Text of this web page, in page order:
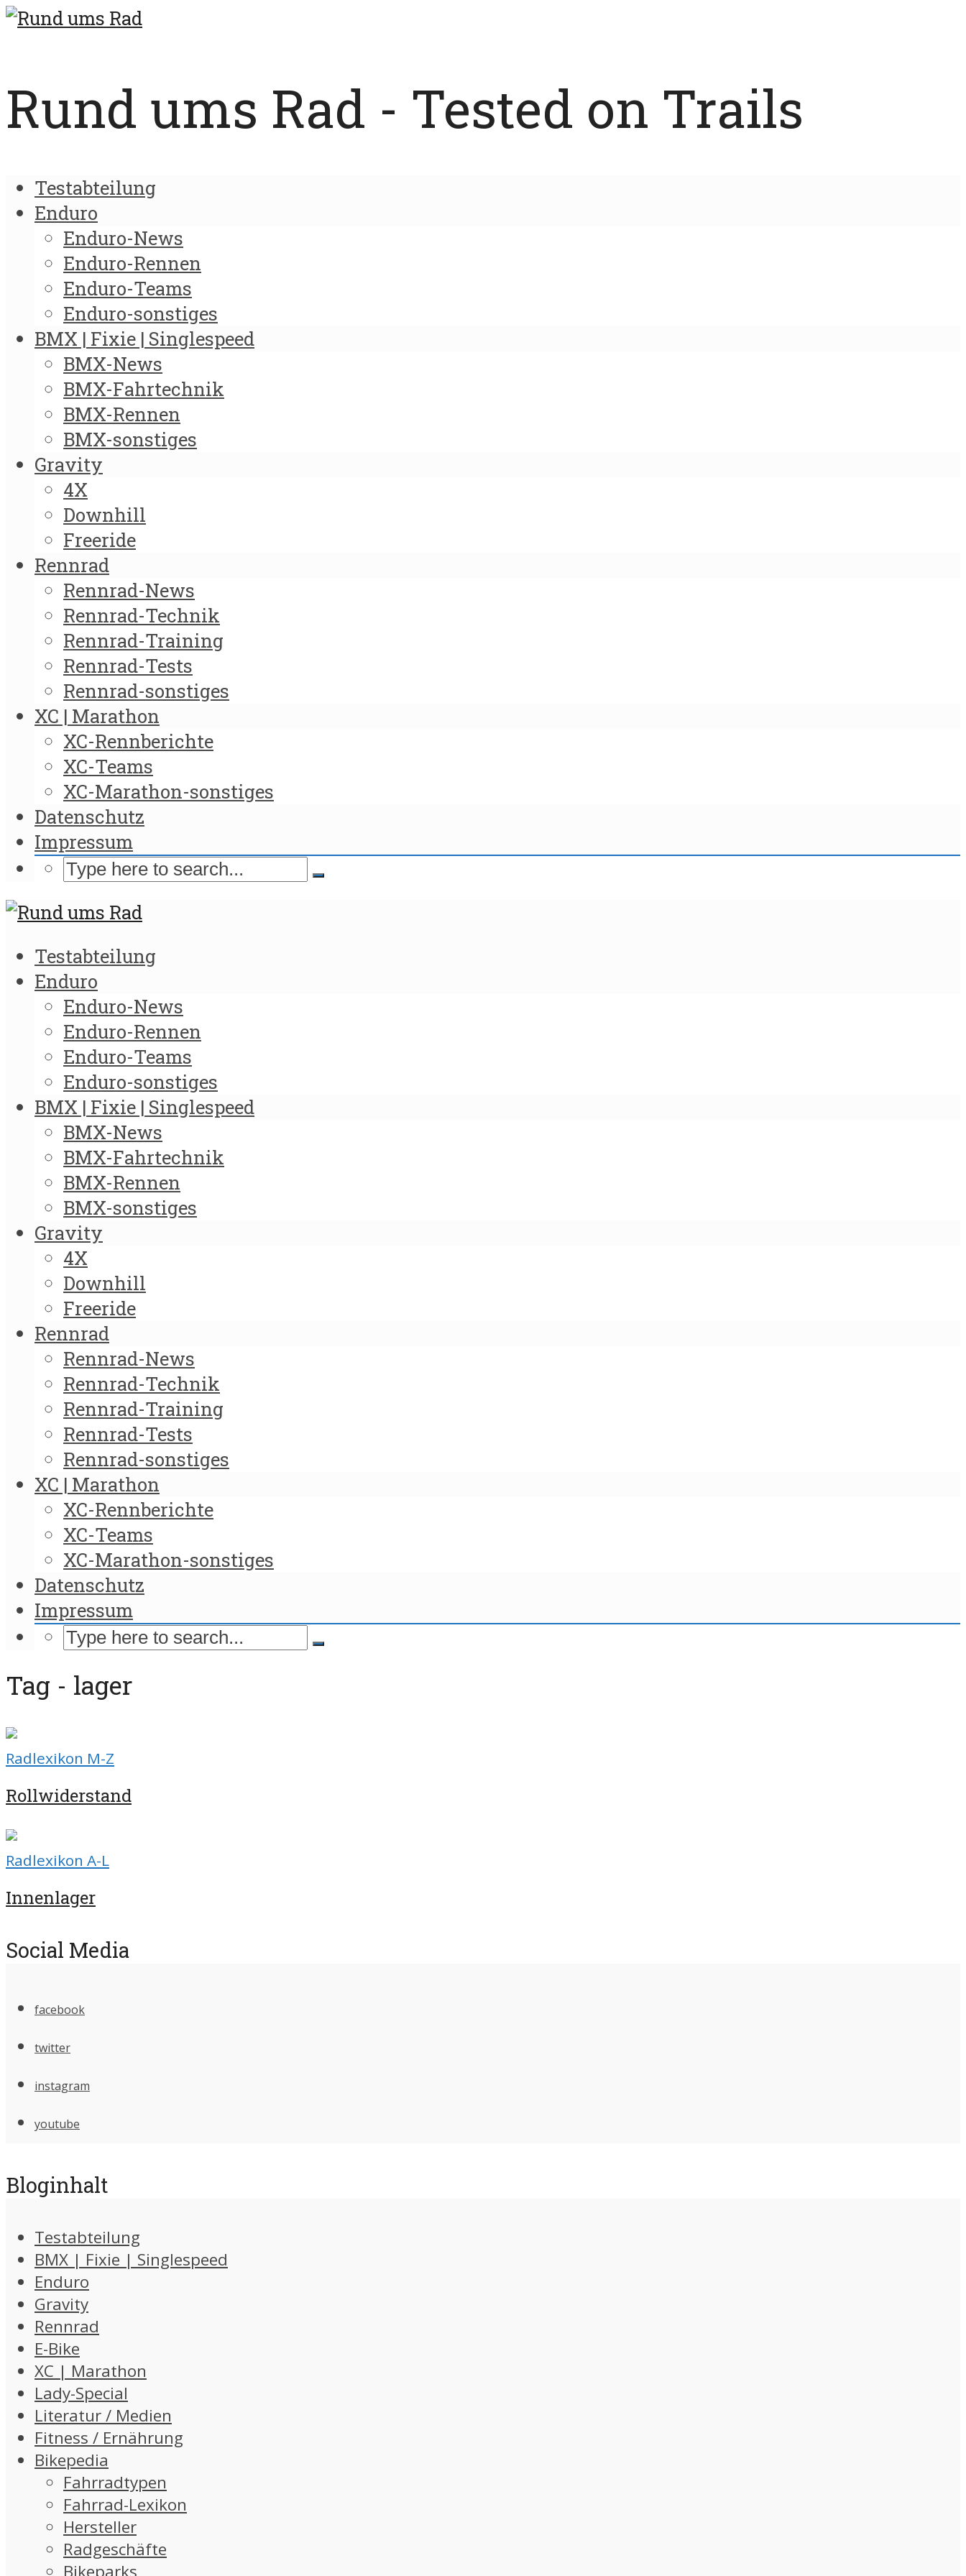
Rund ums Rad - Tested on Trails
Testabteilung
Enduro
Enduro-News
Enduro-Rennen
Enduro-Teams
Enduro-sonstiges
BMX | Fixie | Singlespeed
BMX-News
BMX-Fahrtechnik
BMX-Rennen
BMX-sonstiges
Gravity
4X
Downhill
Freeride
Rennrad
Rennrad-News
Rennrad-Technik
Rennrad-Training
Rennrad-Tests
Rennrad-sonstiges
XC | Marathon
XC-Rennberichte
XC-Teams
XC-Marathon-sonstiges
Datenschutz
Impressum
Testabteilung
Enduro
Enduro-News
Enduro-Rennen
Enduro-Teams
Enduro-sonstiges
BMX | Fixie | Singlespeed
BMX-News
BMX-Fahrtechnik
BMX-Rennen
BMX-sonstiges
Gravity
4X
Downhill
Freeride
Rennrad
Rennrad-News
Rennrad-Technik
Rennrad-Training
Rennrad-Tests
Rennrad-sonstiges
XC | Marathon
XC-Rennberichte
XC-Teams
XC-Marathon-sonstiges
Datenschutz
Impressum
Tag - lager
Radlexikon M-Z
Rollwiderstand
Radlexikon A-L
Innenlager
Social Media
facebook
twitter
instagram
youtube
Bloginhalt
Testabteilung
BMX | Fixie | Singlespeed
Enduro
Gravity
Rennrad
E-Bike
XC | Marathon
Lady-Special
Literatur / Medien
Fitness / Ernährung
Bikepedia
Fahrradtypen
Fahrrad-Lexikon
Hersteller
Radgeschäfte
Bikeparks